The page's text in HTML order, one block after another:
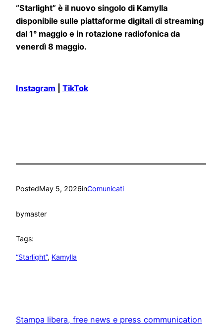
“Starlight” è il nuovo singolo di Kamylla
disponibile sulle piattaforme digitali di streaming
dal 1° maggio e in rotazione radiofonica da
venerdì 8 maggio.
Instagram TikTok
PostedMay 5, 2026inComunicati
bymaster
Tags:
“Starlight”, Kamylla
Stampa libera, free news e press communication